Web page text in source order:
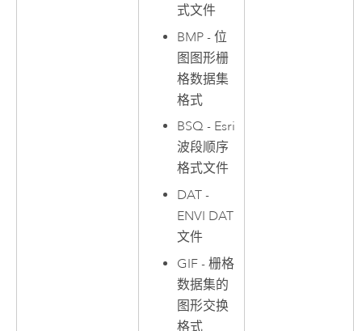
式文件
BMP - 位
图图形栅
格数据集
格式
BSQ - Esri
波段顺序
格式文件
DAT -
ENVI DAT
文件
GIF - 栅格
数据集的
图形交换
格式